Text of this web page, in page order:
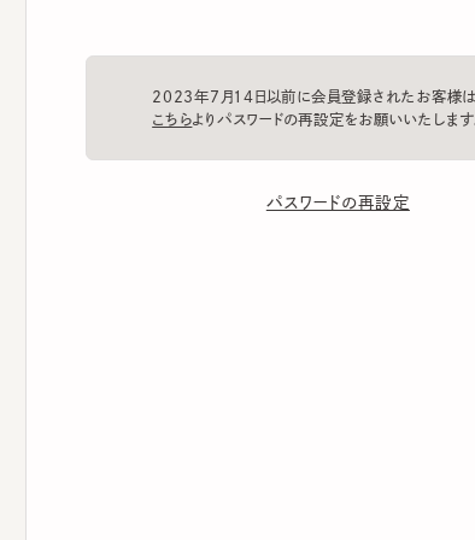
2023年7月14日以前に会員登録されたお客様は、
パスワードの再設定